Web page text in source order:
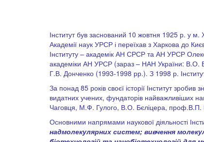
Інститут був заснований 10 жовтня 1925 р. у м.
Академії наук УРСР і переїхав з Харкова до
Інституту – академік АН СРСР та АН УРСР
академіки АН УРСР (зараз – НАН України: В.О.
Г.В. Донченко (1993-1998 рр.). З 1998 р.
За понад 85 років своєї історії Інститут
видатних учених, фундаторів найважливіших
Чаговця, М.Ф. Гулого, В.О. Бєліцера, проф.В.П.
Основними напрямами наукової діяльності
надмолекулярних систем; вивчення